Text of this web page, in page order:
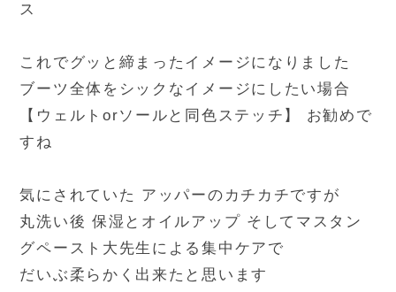
ス
これでグッと締まったイメージになりました
ブーツ全体をシックなイメージにしたい場合
【ウェルトorソールと同色ステッチ】 お勧めで
すね
気にされていた アッパーのカチカチですが
丸洗い後 保湿とオイルアップ そしてマスタン
グペースト大先生による集中ケアで
だいぶ柔らかく出来たと思います